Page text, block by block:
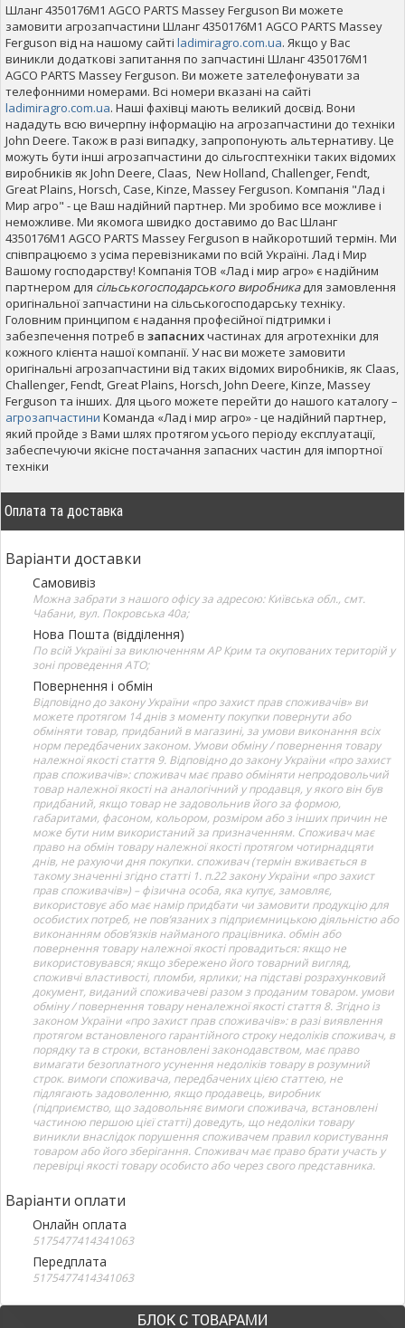
Шланг 4350176M1 AGCO PARTS Massey Ferguson Ви можете
замовити агрозапчастини Шланг 4350176M1 AGCO PARTS Massey
Ferguson від на нашому сайті ladimiragro.com.ua. Якщо у Вас
виникли додаткові запитання по запчастині Шланг 4350176M1
AGCO PARTS Massey Ferguson. Ви можете зателефонувати за
телефонними номерами. Всі номери вказані на сайті
ladimiragro.com.ua. Наші фахівці мають великий досвід. Вони
нададуть всю вичерпну інформацію на агрозапчастини до техніки
John Deere. Також в разі випадку, запропонують альтернативу. Це
можуть бути інші агрозапчастини до сільгосптехніки таких відомих
виробників як John Deere, Claas, New Holland, Challenger, Fendt,
Great Plains, Horsch, Case, Kinze, Massey Ferguson. Компанія "Лад і
Мир агро" - це Ваш надійний партнер. Ми зробимо все можливе і
неможливе. Ми якомога швидко доставимо до Вас Шланг
4350176M1 AGCO PARTS Massey Ferguson в найкоротший термін. Ми
співпрацюємо з усіма перевізниками по всій Україні. Лад і Мир
Вашому господарству! Компанія ТОВ «Лад і мир агро» є надійним
партнером для сільськогосподарського виробникадля замовлення
оригінальної запчастини на сільськогосподарську техніку.
Головним принципом є надання професійної підтримки і
забезпечення потреб в запаснихчастинах для агротехніки для
кожного клієнта нашої компанії. У нас ви можете замовити
оригінальні агрозапчастини від таких відомих виробників, як Claas,
Challenger, Fendt, Great Plains, Horsch, John Deere, Kinze, Massey
Ferguson та інших. Для цього можете перейти до нашого каталогу –
агрозапчастини Команда «Лад і мир агро» - це надійний партнер,
який пройде з Вами шлях протягом усього періоду експлуатації,
забеспечуючи якісне постачання запасних частин для імпортної
техніки
Оплата та доставка
Варіанти доставки
Самовивіз
Можна забрати з нашого офісу за адресою: Київська обл., смт.
Чабани, вул. Покровська 40а;
Нова Пошта (відділення)
По всій Україні за виключенням АР Крим та окупованих територій у
зоні проведення АТО;
Повернення і обмін
Відповідно до закону України «про захист прав споживачів» ви
можете протягом 14 днів з моменту покупки повернути або
обміняти товар, придбаний в магазині, за умови виконання всіх
норм передбачених законом. Умови обміну / повернення товару
належної якості стаття 9. Відповідно до закону України «про захист
прав споживачів»: споживач має право обміняти непродовольчий
товар належної якості на аналогічний у продавця, у якого він був
придбаний, якщо товар не задовольнив його за формою,
габаритами, фасоном, кольором, розміром або з інших причин не
може бути ним використаний за призначенням. Споживач має
право на обмін товару належної якості протягом чотирнадцяти
днів, не рахуючи дня покупки. споживач (термін вживається в
такому значенні згідно статті 1. п.22 закону України «про захист
прав споживачів») – фізична особа, яка купує, замовляє,
використовує або має намір придбати чи замовити продукцію для
особистих потреб, не пов’язаних з підприємницькою діяльністю або
виконанням обов’язків найманого працівника. обмін або
повернення товару належної якості провадиться: якщо не
використовувався; якщо збережено його товарний вигляд,
споживчі властивості, пломби, ярлики; на підставі розрахунковий
документ, виданий споживачеві разом з проданим товаром. умови
обміну / повернення товару неналежної якості стаття 8. Згідно із
законом України «про захист прав споживачів»: в разі виявлення
протягом встановленого гарантійного строку недоліків споживач, в
порядку та в строки, встановлені законодавством, має право
вимагати безоплатного усунення недоліків товару в розумний
строк. вимоги споживача, передбачених цією статтею, не
підлягають задоволенню, якщо продавець, виробник
(підприємство, що задовольняє вимоги споживача, встановлені
частиною першою цієї статті) доведуть, що недоліки товару
виникли внаслідок порушення споживачем правил користування
товаром або його зберігання. Споживач має право брати участь у
перевірці якості товару особисто або через свого представника.
Варіанти оплати
Онлайн оплата
5175477414341063
Передплата
5175477414341063
БЛОК С ТОВАРАМИ